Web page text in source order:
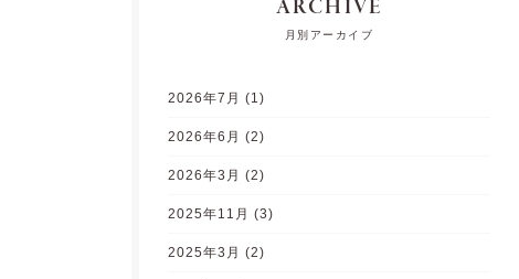
ARCHIVE
月別アーカイブ
2026年7月 (1)
2026年6月 (2)
2026年3月 (2)
2025年11月 (3)
2025年3月 (2)